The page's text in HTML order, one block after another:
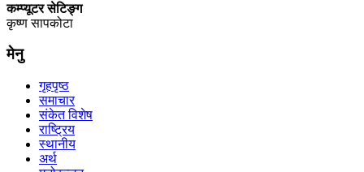
कम्प्यूटर सेटिङ्ग
कृष्ण सापकोटा
मेनु
गृहपृष्ठ
समाचार
संकेत विशेष
राष्ट्रिय
स्थानीय
अर्थ